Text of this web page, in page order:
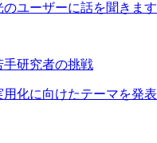
のユーザーに話を聞きます
手研究者の挑戦
用化に向けたテーマを発表